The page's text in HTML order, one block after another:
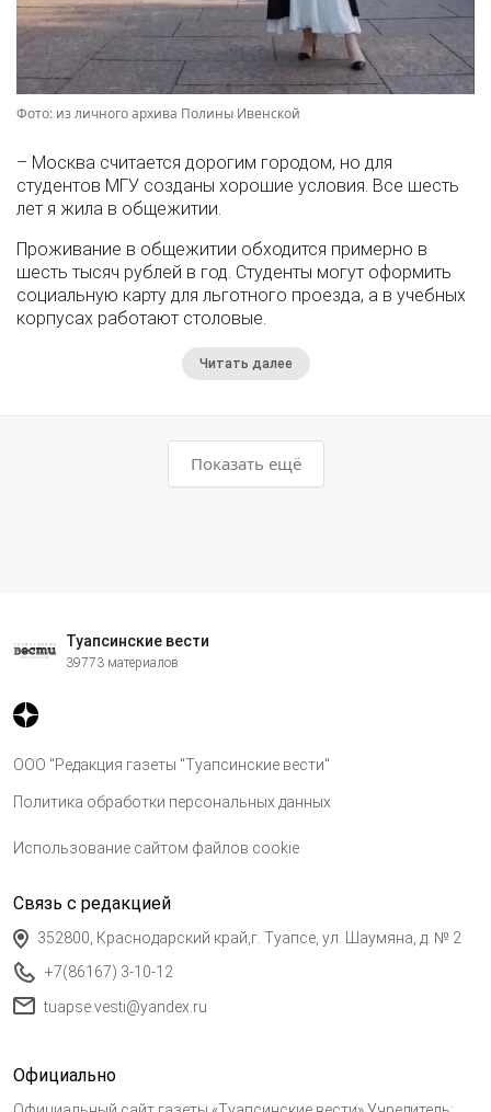
Фото: из личного архива Полины Ивенской
– Москва считается дорогим городом, но для
студентов МГУ созданы хорошие условия. Все шесть
лет я жила в общежитии.
Проживание в общежитии обходится примерно в
шесть тысяч рублей в год. Студенты могут оформить
социальную карту для льготного проезда, а в учебных
корпусах работают столовые.
Читать далее
Показать ещё
Туапсинские вести
39773 материалов
ООО "Редакция газеты "Туапсинские вести"
Политика обработки персональных данных
Использование сайтом файлов cookie
Связь с редакцией
352800, Краснодарский край,г. Туапсе, ул. Шаумяна, д. № 2
+7(86167) 3-10-12
tuapse.vesti@yandex.ru
Официально